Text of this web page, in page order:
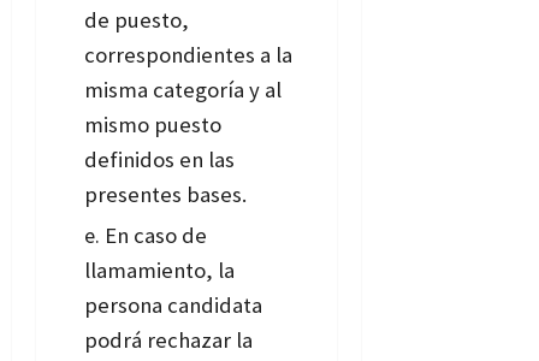
de puesto,
correspondientes a la
misma categoría y al
mismo puesto
definidos en las
presentes bases.
En caso de
llamamiento, la
persona candidata
podrá rechazar la